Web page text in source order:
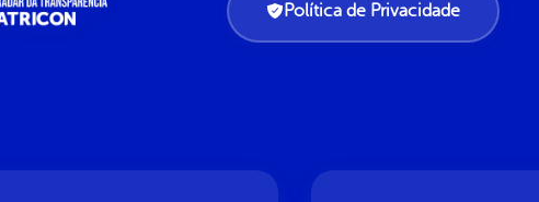
Política de Privacidade